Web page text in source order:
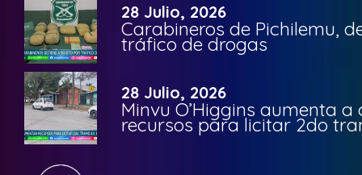
28 Julio, 2026
Carabineros de Pichilemu,
tráfico de drogas
28 Julio, 2026
Minvu O’Higgins aumenta a
recursos para licitar 2do